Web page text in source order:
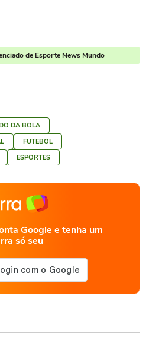
de Esporte News Mundo
DA BOLA
FUTEBOL
ESPORTES
Google e tenha um
só seu